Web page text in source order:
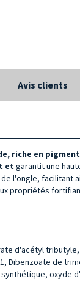
Avis clients
riche en
etgarantit une
l'ongle, facilitant
propriétés
d'acétyl
Dibenzoate de
oxyde